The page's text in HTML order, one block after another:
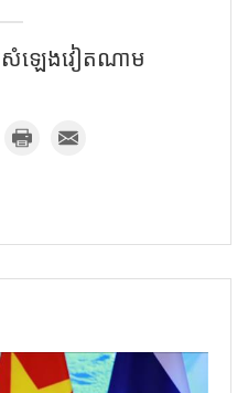
យុសំឡេង​វៀតណាម